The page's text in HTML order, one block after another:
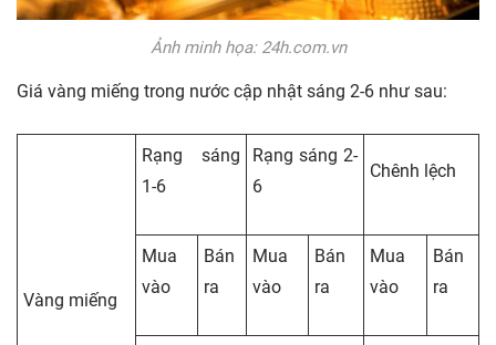
Ảnh minh họa: 24h.com.vn
Giá vàng miếng trong nước cập nhật sáng 2-6 như sau:
Vàng miếng
Rạng sáng
1-6
Rạng sáng 2-
6
Chênh lệch
Mua
vào
Bán
ra
Mua
vào
Bán
ra
Mua
vào
Bán
ra